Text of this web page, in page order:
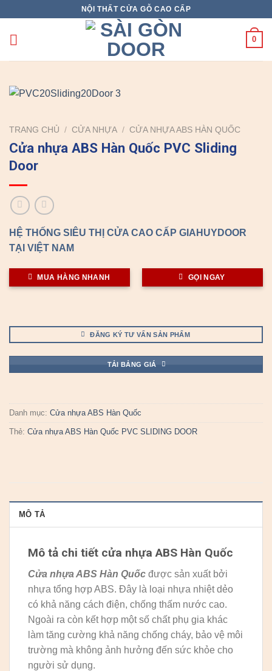
content
NỘI THẤT CỬA GỖ CAO CẤP
0
TRANG CHỦ / CỬA NHỰA / CỬA NHỰA ABS HÀN QUỐC
Cửa nhựa ABS Hàn Quốc PVC Sliding
Door
HỆ THỐNG SIÊU THỊ CỬA CAO CẤP GIAHUYDOOR
TẠI VIỆT NAM
MUA HÀNG NHANH GỌI NGAY
ĐĂNG KÝ TƯ VẤN SẢN PHẨM
TẢI BẢNG GIÁ
Danh mục: Cửa nhựa ABS Hàn Quốc
Thẻ: Cửa nhựa ABS Hàn Quốc PVC SLIDING DOOR
MÔ TẢ
Mô tả chi tiết cửa nhựa ABS Hàn Quốc
Cửa nhựa ABS Hàn Quốc được sản xuất bởi
nhựa tổng hợp ABS. Đây là loại nhựa nhiệt dẻo
có khả năng cách điện, chống thấm nước cao.
Ngoài ra còn kết hợp một số chất phụ gia khác
làm tăng cường khả năng chống cháy, bảo vệ môi
trường mà không ảnh hưởng đến sức khỏe cho
người sử dụng.